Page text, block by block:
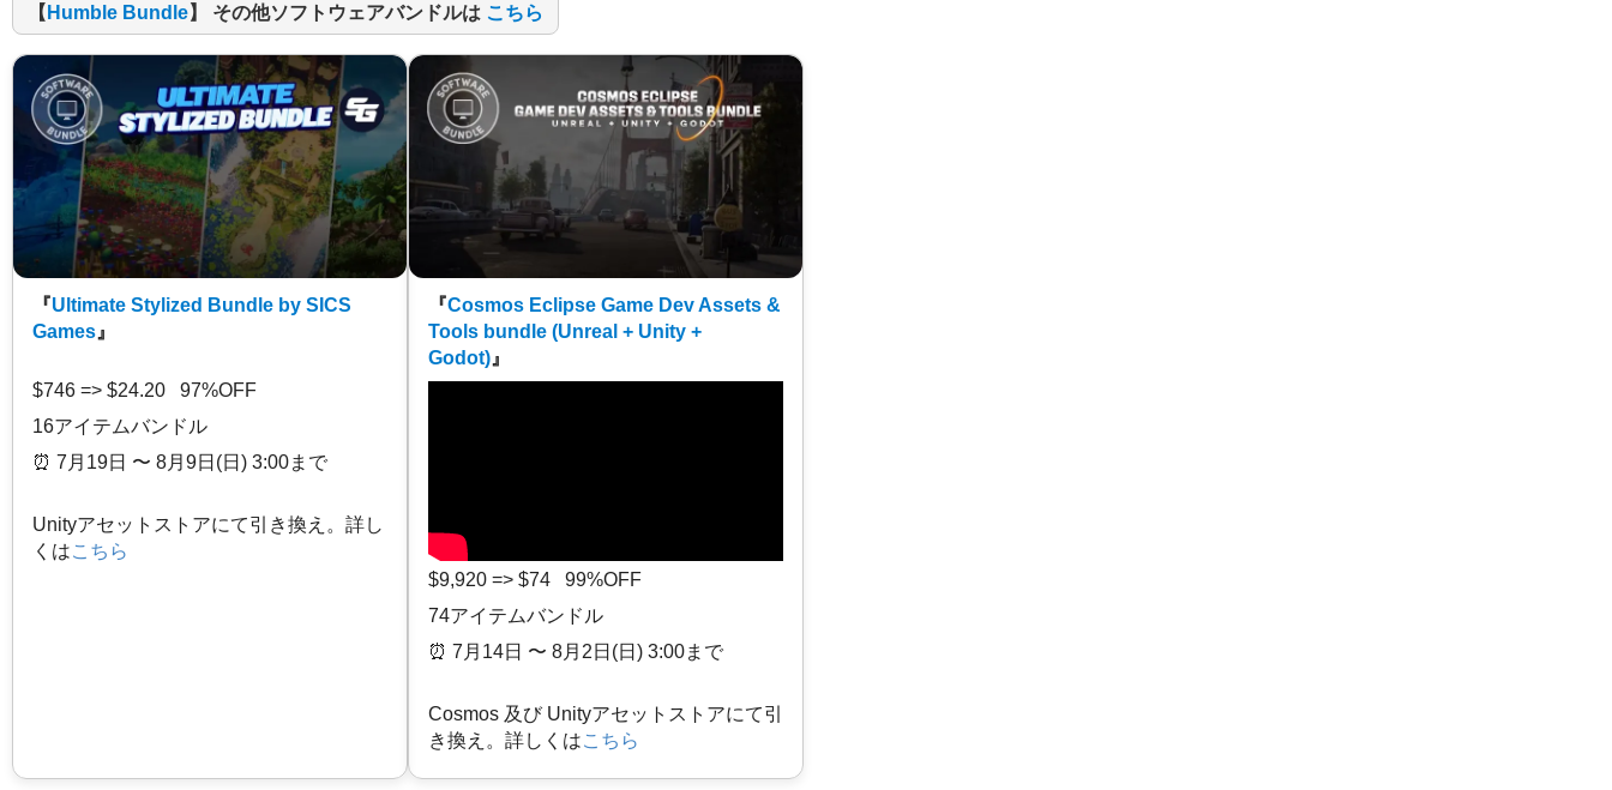
【 Humble Bundle】 その他ソフトウェアバンドルは こちら
『Ultimate Stylized Bundle by SICS
Games』
$746 => $24.20 97%OFF
16アイテムバンドル
⏰️ 7月19日 〜 8月9日(日) 3:00まで
Unityアセットストアにて引き換え。詳し
くはこちら
『Cosmos Eclipse Game Dev Assets &
Tools bundle (Unreal + Unity +
Godot)』
$9,920 => $74 99%OFF
74アイテムバンドル
⏰️ 7月14日 〜 8月2日(日) 3:00まで
Cosmos 及び Unityアセットストアにて引
き換え。詳しくはこちら